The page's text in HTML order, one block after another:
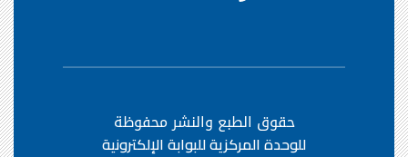
حقوق الطبع والنشر محفوظة
للوحدة المركزية للبوابة الإلكترونية